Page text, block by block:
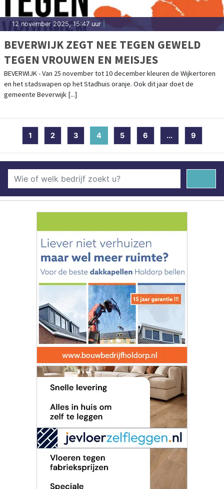
12 november 2025, 15:47 uur
BEVERWIJK ZEGT NEE TEGEN GEWELD
TEGEN VROUWEN EN MEISJES
BEVERWIJK - Van 25 november tot 10 december kleuren de Wijkertoren
en het stadswapen op het Stadhuis oranje. Ook dit jaar doet de
gemeente Beverwijk [...]
1 2 3 4 (current)
5 6 ... 9